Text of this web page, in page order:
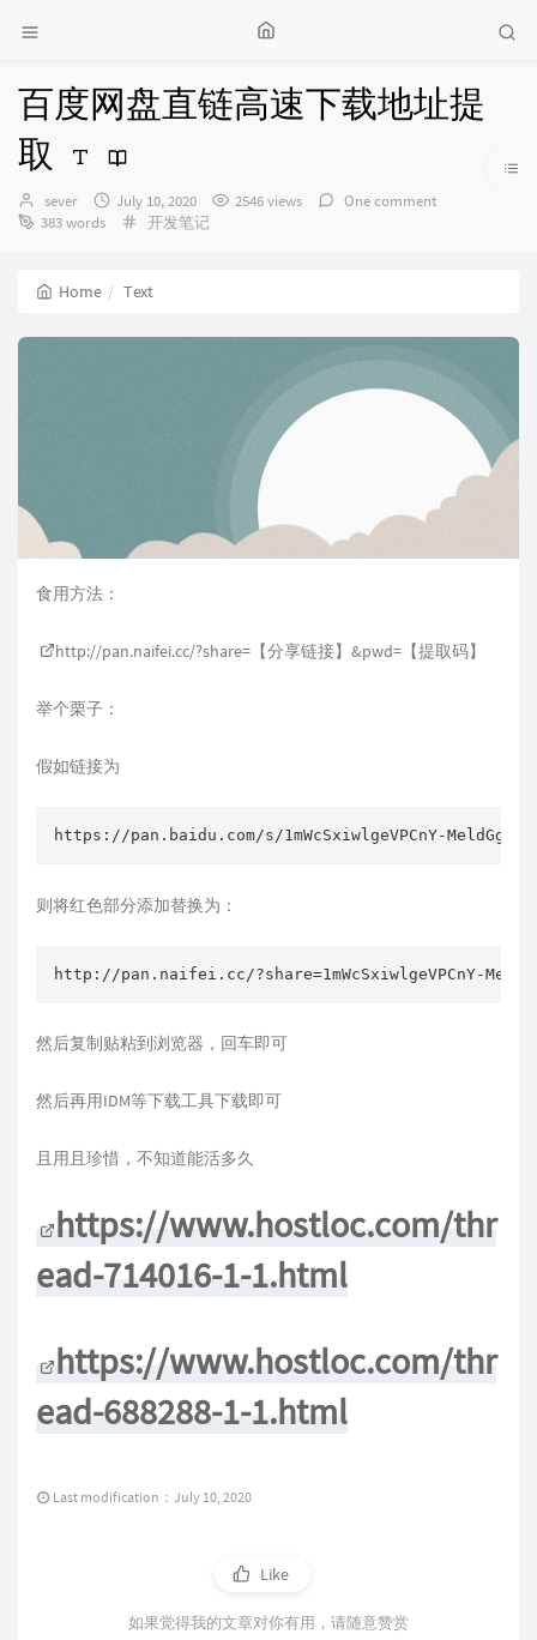
百度网盘直链高速下载地址提
取
Author：
sever
发
布
July 10, 2020 2546 views
One comment
383 words
Categories：
开发笔记
Home Text
食用方法：
http://pan.naifei.cc/?share= 【分享链接】&pwd=【提取码】
举个栗子：
假如链接为
则将红色部分添加替换为：
然后复制贴粘到浏览器，回车即可
然后再用IDM等下载工具下载即可
且用且珍惜，不知道能活多久
https://www.hostloc.com/thr
ead-714016-1-1.html
https://www.hostloc.com/thr
ead-688288-1-1.html
Last modification：July 10, 2020
Like
如果觉得我的文章对你有用，请随意赞赏